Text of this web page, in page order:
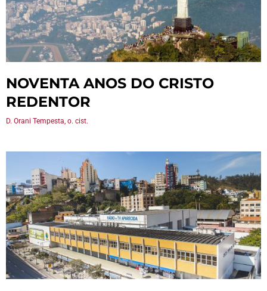
NOVENTA ANOS DO CRISTO
REDENTOR
D. Orani Tempesta, o. cist.